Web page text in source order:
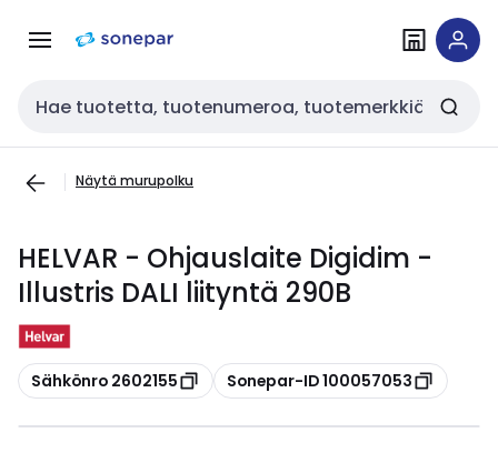
navigointiinsisältöön
Haku
Näytä murupolku
HELVAR - Ohjauslaite Digidim -
Illustris DALI liityntä 290B
Kopioi
Sähkönro 2602155 Kopioi
Sonepar-ID 100057053